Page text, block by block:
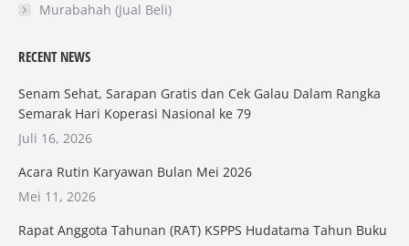
Murabahah (Jual Beli)
RECENT NEWS
Senam Sehat, Sarapan Gratis dan Cek Galau Dalam Rangka
Semarak Hari Koperasi Nasional ke 79
Juli 16, 2026
Acara Rutin Karyawan Bulan Mei 2026
Mei 11, 2026
Rapat Anggota Tahunan (RAT) KSPPS Hudatama Tahun Buku